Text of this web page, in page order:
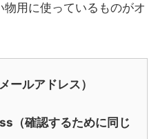
用に使っているものがオ
ルアドレス）
（確認するために同じ